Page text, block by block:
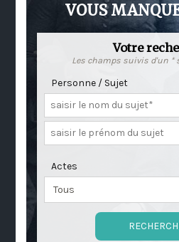
VOUS
Votre
Les champs suivis d'un *
Personne / Sujet
Actes